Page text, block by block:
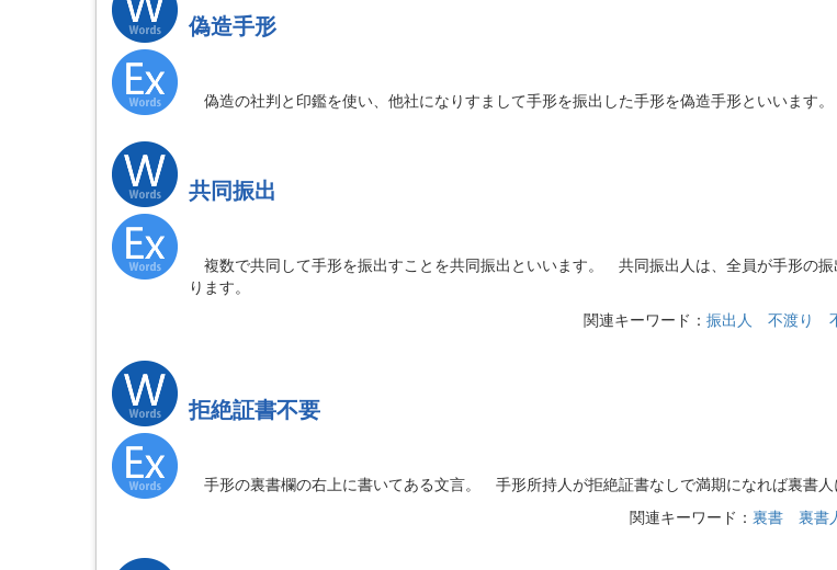
偽造手形
偽造の社判と印鑑を使い、他社になりすまして手形を振出した手形を偽造手形といいます
共同振出
複数で共同して手形を振出すことを共同振出といいます。 共同振出人は、全員が手形の
ります。
関連キーワード： 振出人 不渡り
拒絶証書不要
手形の裏書欄の右上に書いてある文言。 手形所持人が拒絶証書なしで満期になれば裏書人
関連キーワード： 裏書 裏書